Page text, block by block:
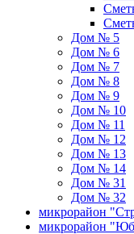
Дом № 5
Дом № 6
Дом № 7
Дом № 8
Дом № 9
Дом № 10
Дом № 11
Дом № 12
Дом № 13
Дом № 14
Дом № 31
Дом № 32
микрорайон
микрорайон